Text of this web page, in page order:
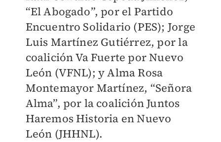
“El Abogado”, por el Partido
Encuentro Solidario (PES); Jorge
Luis Martínez Gutiérrez, por la
coalición Va Fuerte por Nuevo
León (VFNL); y Alma Rosa
Montemayor Martínez, “Señora
Alma”, por la coalición Juntos
Haremos Historia en Nuevo
León (JHHNL).